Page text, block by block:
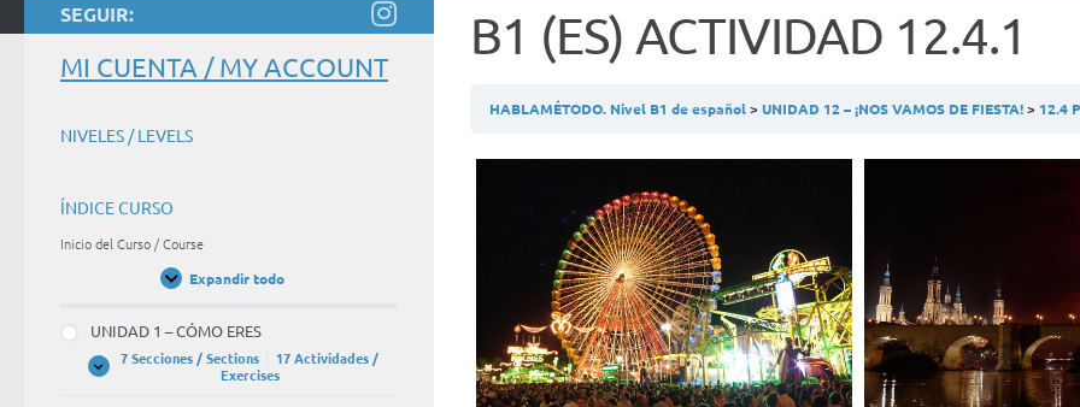
B1 (ES) ACTIVIDAD 12.4.1
HABLAMÉTODO. Nivel B1 de español UNIDAD 12 – ¡NOS VAMOS DE FIESTA! 12.4
SEGUIR:
MI CUENTA / MY ACCOUNT
NIVELES / LEVELS
ÍNDICE CURSO
Inicio del Curso / Course
Expandir todo
Unidades
UNIDAD 1 – CÓMO ERES
Expandir
UNIDAD
7 Secciones / Sections
17 Actividades /
Exercises